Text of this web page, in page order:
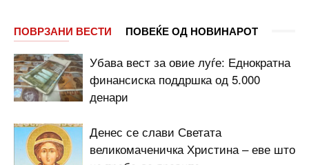
ПОВРЗАНИ ВЕСТИ ПОВЕЌЕ ОД НОВИНАРОТ
Убава вест за овие луѓе: Еднократна
финансиска поддршка од 5.000
денари
Денес се слави Светата
великомаченичка Христина – еве што